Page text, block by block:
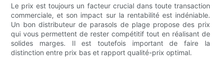
Le prix est toujours un facteur crucial dans toute transaction
commerciale, et son impact sur la rentabilité est indéniable.
Un bon distributeur de parasols de plage propose des prix
qui vous permettent de rester compétitif tout en réalisant de
solides marges. Il est toutefois important de faire la
distinction entre prix bas et rapport qualité-prix optimal.